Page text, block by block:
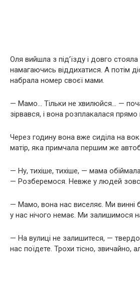
Оля вийшла з під’їзду і довго стояла
намагаючись віддихатися. А потім
набрала номер своєї мами.
— Мамо… Тільки не хвилюйся… —
зірвався, і вона розплакалася прямо
Через годину вона вже сиділа на
матір, яка примчала першим же
— Ну, тихіше, тихіше, — мама обіймала
— Розберемося. Невже у людей
— Мамо, вона нас виселяє. Ми винні
у нас нічого немає. Ми залишимося
— На вулиці не залишитеся, —
нас поїдете. Трохи тісно, звичайно,